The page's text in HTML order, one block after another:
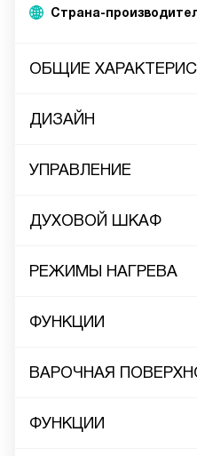
Страна-
ОБЩИЕ
ДИЗАЙН
УПРАВЛЕНИЕ
ДУХОВОЙ ШКАФ
РЕЖИМЫ НАГРЕВА
ФУНКЦИИ
ВАРОЧНАЯ
ФУНКЦИИ